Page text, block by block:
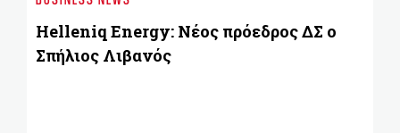
Helleniq Energy: Νέος πρόεδρος ΔΣ ο
Σπήλιος Λιβανός